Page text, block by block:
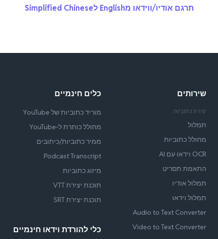
תרגם אודיו/ווידאו מEnglish לSimplified Chinese
שירותים
יצירת כתוביות
תמלול
מחולל כתוביות
OCR וידאו עם AI
התאמת תסריט
תמלול אודיו
תמלול וידאו
Audio to Text Converter
Video to Text Converter
כלים חינמיים
מוריד כתוביות של YouTube
מחולל כותרת ל‑YouTube
ממיר כתוביות/כיתובים
Podcast Transcript
מיזוג כתוביות
תוכנת יצירת VTT
תוכנת יצירת SRT
כלי להורדת וידאו חינמיים